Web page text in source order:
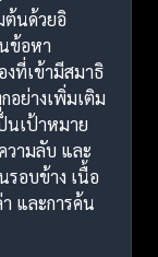
ต้นด้วยอิ
ข้อหา
งที่เข้ามีสมาธิ
อย่างเพิ่มเติม
นเป้าหมาย
วามลับ และ
อบข้าง เนื้อ
และการค้น